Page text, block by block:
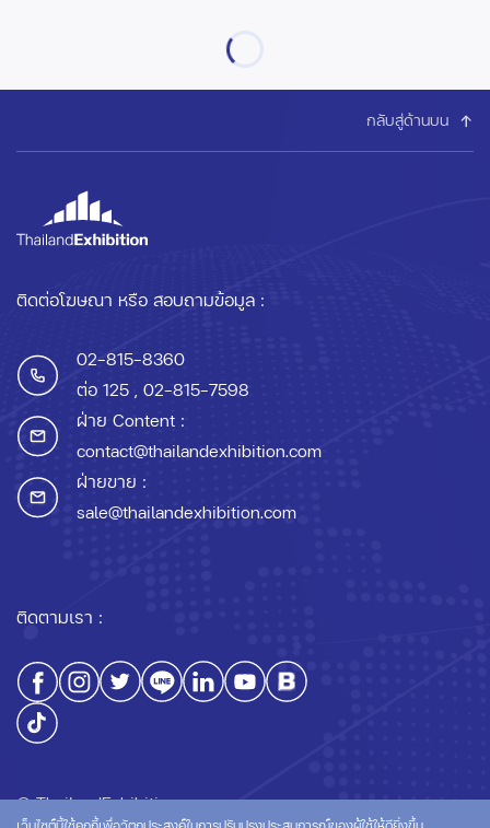
กลับสู่ด้านบน
ติดต่อโฆษณา หรือ สอบถามข้อมูล :
02-815-8360
ต่อ 125 , 02-815-7598
ฝ่าย Content :
contact@thailandexhibition.com
ฝ่ายขาย :
sale@thailandexhibition.com
ติดตามเรา :
© ThailandExhibition.com